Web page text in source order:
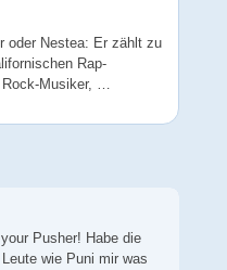
oder Nestea: Er zählt zu
Rap-
Rock-Musiker, …
Pusher! Habe die
wie Puni mir was